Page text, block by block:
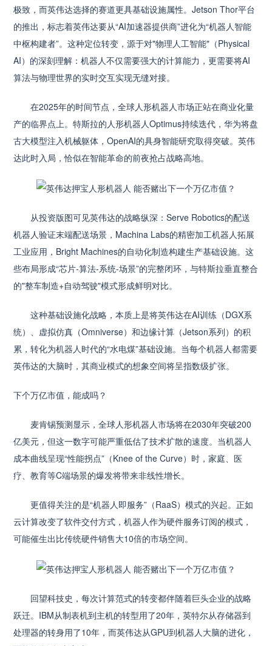
极致，而英伟达选择的赛道更具基础设施属性。Jetson Thor平台
的推出，标志着英伟达要从“AI加速器提供商”进化为“机器人智能
中枢构建者”。这种定位转变，源于对"物理人工智能"（Physical
AI）的深刻理解：机器人不仅需要强大的计算能力，更需要将AI
算法与物理世界的实时交互实现无缝对接。
在2025年的时间节点，全球人形机器人市场正站在商业化量
产的临界点上。特斯拉的人形机器人Optimus持续迭代，华为将盘
古大模型注入机械躯体，OpenAI的具身智能研究取得突破。英伟
达此时入局，恰似在智能革命的前夜抢占战略高地。
从投资版图可见英伟达的战略纵深：Serve Robotics的配送
机器人验证末端配送场景，Machina Labs的精密加工机器人拓展
工业应用，Bright Machines的自动化制造构建生产基础设施。这
些布局形成“芯片-算法-系统-场景”的完整闭环，与特斯拉垂直整合
的"整车制造+自动驾驶"模式形成鲜明对比。
这种基础设施化战略，本质上是将英伟达在AI训练（DGX系
统）、虚拟仿真（Omniverse）和边缘计算（Jetson系列）的积
累，转化为机器人时代的“水电煤”基础设施。当每个机器人都需要
英伟达的大脑时，其商业模式的想象空间将呈指数级扩张。
下个万亿市值，能成吗？
麦肯锡预测显示，全球人形机器人市场将在2030年突破200
亿美元，但这一数字可能严重低估了技术扩散的速度。当机器人
成本曲线呈现“性能拐点”（Knee of the Curve）时，家庭、医
疗、教育等C端场景的爆发将带来非线性增长。
更值得关注的是“机器人即服务”（RaaS）模式的兴起。正如
云计算改变了软件交付方式，机器人作为硬件服务订阅的模式，
可能催生出比传统硬件销售大10倍的市场空间。
回望科技史，每次计算范式的转变都伴随着巨头企业的战略
跃迁。IBM从制表机到主机的转型用了20年，英特尔从存储器到
处理器的转身用了10年，而英伟达从GPU到机器人大脑的进化，